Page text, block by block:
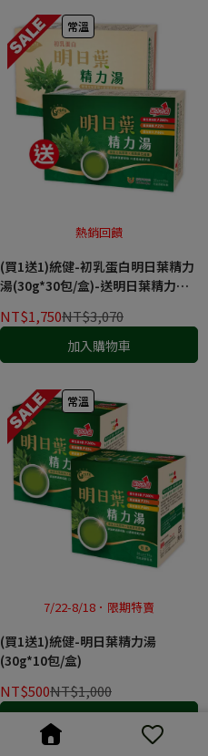
常溫
熱銷回饋
(買1送1)統健-初乳蛋白明日葉精力
湯(30g*30包/盒)-送明日葉精力湯
NT$1,750NT$3,070
加入購物車
常溫
7/22-8/18．限期特賣
(買1送1)統健-明日葉精力湯
(30g*10包/盒)
NT$500NT$1,000